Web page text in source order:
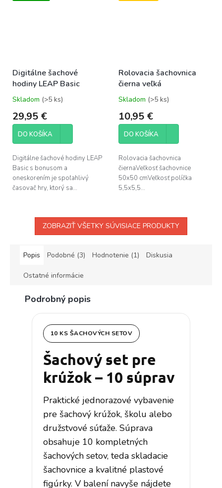
Digitálne šachové
hodiny LEAP Basic
Priemerné
produktu
5,0
5
hviezdičiek.
Skladom (>5 ks)
29,95 €
DO KOŠÍKA
Digitálne šachové hodiny LEAP
Basic s bonusom a
oneskorením je spoľahlivý
časovač hry, ktorý sa...
Rolovacia šachovnica
čierna veľká
Priemerné
produktu
5,0
5
hviezdičiek.
Skladom (>5 ks)
10,95 €
DO KOŠÍKA
Rolovacia šachovnica
čiernaVeľkosť šachovnice
50x50 cmVeľkosť políčka
5,5x5,5...
ZOBRAZIŤ VŠETKY SÚVISIACE PRODUKTY
Popis Podobné (3) Hodnotenie (1) Diskusia
Ostatné informácie
Podrobný popis
10 KS ŠACHOVÝCH SETOV
Šachový set pre
krúžok – 10 súprav
Praktické jednorazové vybavenie
pre šachový krúžok, školu alebo
družstvové súťaže. Súprava
obsahuje 10 kompletných
šachových setov, teda skladacie
šachovnice a kvalitné plastové
figúrky. V balení navyše nájdete